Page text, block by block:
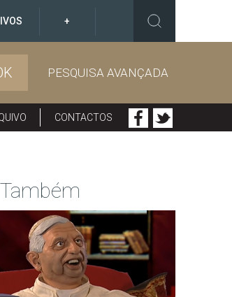
+
PESQUISA AVANÇADA
CONTACTOS